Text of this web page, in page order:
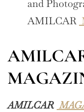
and
AMILCAR
AMILCAR